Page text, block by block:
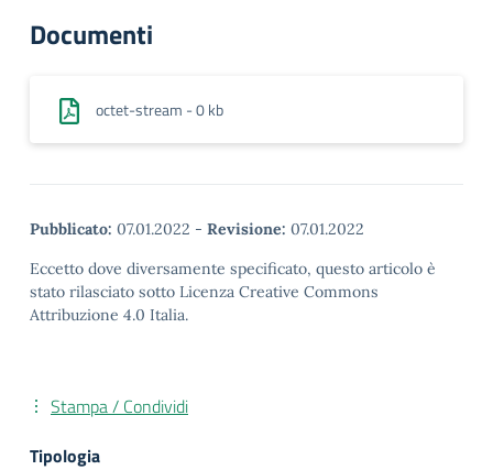
Documenti
octet-stream - 0 kb
Pubblicato: 07.01.2022 - Revisione: 07.01.2022
Eccetto dove diversamente specificato, questo articolo è
stato rilasciato sotto Licenza Creative Commons
Attribuzione 4.0 Italia.
Stampa / Condividi
Tipologia